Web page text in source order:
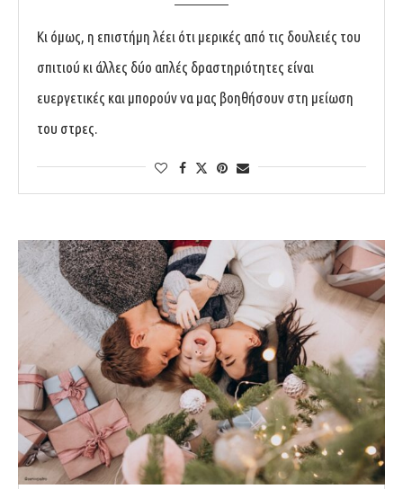
Κι όμως, η επιστήμη λέει ότι μερικές από τις δουλειές του
σπιτιού κι άλλες δύο απλές δραστηριότητες είναι
ευεργετικές και μπορούν να μας βοηθήσουν στη μείωση
του στρες.